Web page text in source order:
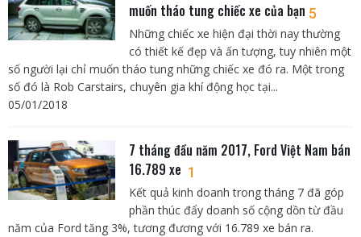
muốn tháo tung chiếc xe của bạn 5
Những chiếc xe hiện đại thời nay thường
có thiết kế đẹp và ấn tượng, tuy nhiên một
số người lại chỉ muốn tháo tung những chiếc xe đó ra. Một trong
số đó là Rob Carstairs, chuyên gia khí động học tại...
05/01/2018
7 tháng đầu năm 2017, Ford Việt Nam bán
16.789 xe 1
Kết quả kinh doanh trong tháng 7 đã góp
phần thúc đẩy doanh số cộng dồn từ đầu
năm của Ford tăng 3%, tương đương với 16.789 xe bán ra.